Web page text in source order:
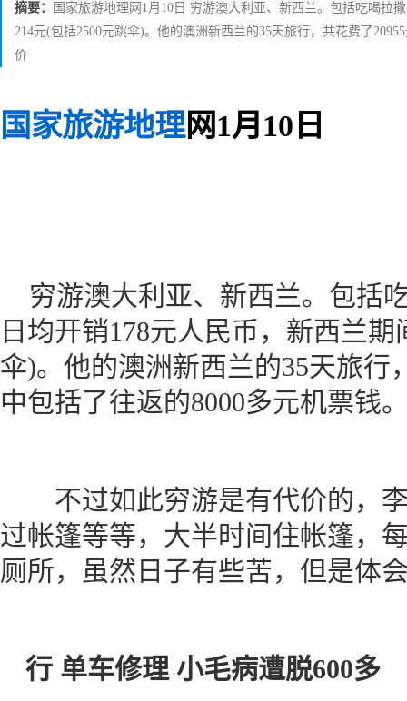
摘要：
国家旅游地理网1月10日 穷游澳大利亚、新西兰。包括吃喝拉
214元(包括2500元跳伞)。他的澳洲新西兰的35天旅行，共花费了
价
国家旅游地理网1月10日
穷游澳大利亚、新西兰。包括
日均开销178元人民币，新西兰
伞)。他的澳洲新西兰的35天旅行
中包括了往返的8000多元机票钱
不过如此穷游是有代价的，
过帐篷等等，大半时间住帐篷，
厕所，虽然日子有些苦，但是体
行 单车修理 小毛病遭脱600多